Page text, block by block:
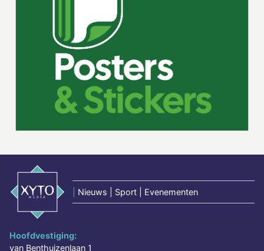
Nieuws | Sport | Evenementen
Hoofdvestiging:
van Benthuizenlaan 1